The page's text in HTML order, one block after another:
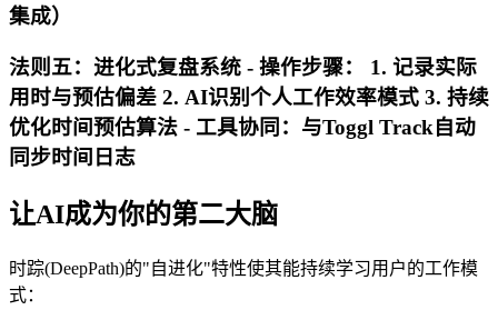
集成）
法则五：进化式复盘系统 - 操作步骤： 1. 记录实际
用时与预估偏差 2. AI识别个人工作效率模式 3. 持续
优化时间预估算法 - 工具协同：与Toggl Track自动
同步时间日志
让AI成为你的第二大脑
时踪(DeepPath)的"自进化"特性使其能持续学习用户的工作模
式：